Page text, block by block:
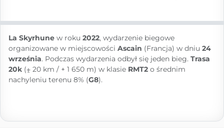
La Skyrhune w roku 2022, wydarzenie biegowe
organizowane w miejscowości Ascain (Francja) w dniu 24
września. Podczas wydarzenia odbył się jeden bieg. Trasa
20k (⨦ 20 km / + 1 650 m) w klasie RMT2 o średnim
nachyleniu terenu 8% (G8).